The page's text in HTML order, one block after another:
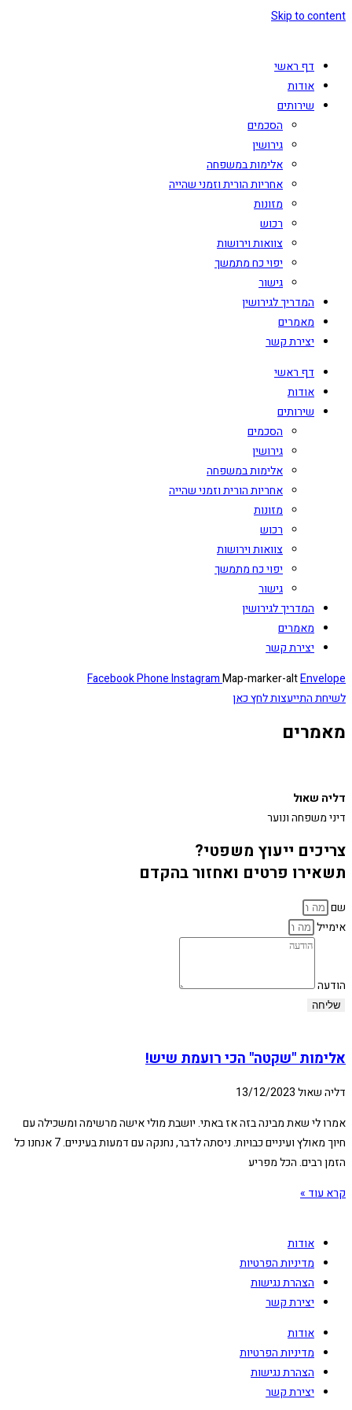
Skip to content
דף ראשי
אודות
שירותים
הסכמים
גירושין
אלימות במשפחה
אחריות הורית וזמני שהייה
מזונות
רכוש
צוואות וירושות
יפוי כח מתמשך
גישור
המדריך לגירושין
מאמרים
יצירת קשר
דף ראשי
אודות
שירותים
הסכמים
גירושין
אלימות במשפחה
אחריות הורית וזמני שהייה
מזונות
רכוש
צוואות וירושות
יפוי כח מתמשך
גישור
המדריך לגירושין
מאמרים
יצירת קשר
FacebookPhoneInstagramMap-marker-altEnvelope
לשיחת התייעצות לחץ כאן
מאמרים
דליה שאול
דיני משפחה ונוער
צריכים ייעוץ משפטי?
תשאירו פרטים ואחזור בהקדם
שם
אימייל
הודעה
שליחה
אלימות "שקטה" הכי רועמת שיש!
דליה שאול13/12/2023
אמרו לי שאת מבינה בזה אז באתי. יושבת מולי אישה מרשימה ומשכילה עם
חיוך מאולץ ועיניים כבויות. ניסתה לדבר, נחנקה עם דמעות בעיניים. 7 אנחנו כל
הזמן רבים. הכל מפריע
קרא עוד »
אודות
מדיניות הפרטיות
הצהרת נגישות
יצירת קשר
אודות
מדיניות הפרטיות
הצהרת נגישות
יצירת קשר